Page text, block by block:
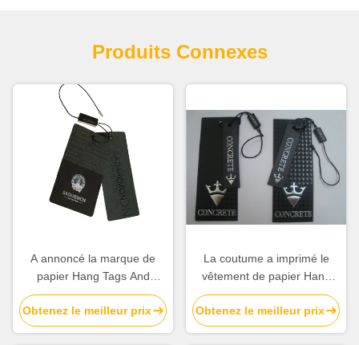
Produits Connexes
A annoncé la marque de
papier Hang Tags And
Labels Perforated
d'habillement que le
vêtement étiquette
Obtenez le meilleur prix
La coutume a imprimé le
vêtement de papier Hang
Tags Matt Lamination Spot le
nom qu'UV étiquette pour
l'habillement
Obtenez le meilleur prix